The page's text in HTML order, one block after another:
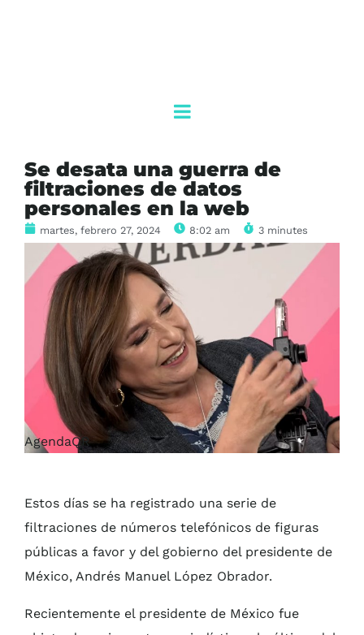
Se desata una guerra de
filtraciones de datos
personales en la web
martes, febrero 27, 2024 8:02 am 3 minutes
AgendaQR
Estos días se ha registrado una serie de
filtraciones de números telefónicos de figuras
públicas a favor y del gobierno del presidente de
México, Andrés Manuel López Obrador.
Recientemente el presidente de México fue